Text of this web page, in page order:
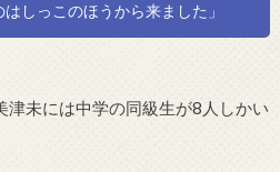
しっこのほうから来ました」
津未には中学の同級生が8人しかい